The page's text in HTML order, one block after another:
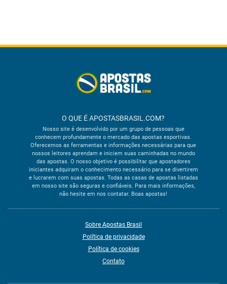
O QUE É APOSTASBRASIL.COM?
Nosso site é desenvolvido por um grupo de pessoas que
conhecem profundamente o mercado das apostas esportivas.
Oferecemos as ferramentas e informações necessárias para que
nossos leitores aprendam e iniciem suas caminhadas no mundo
das apostas. O nosso objetivo é possibilitar que apostadores
iniciantes adquiram o conhecimento necessário para se divertirem
e lucrarem com suas apostas. Todas as casas de apostas listadas
em nosso site são seguras e confiáveis. Para mais informações,
não hesite em nos contatar. Boas apostas!
Sobre Apostas Brasil
Política de privacidade
Política de cookies
Contato